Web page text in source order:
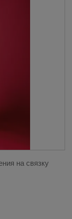
на связку